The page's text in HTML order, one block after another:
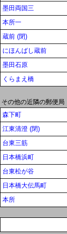
墨田両国三
本所一
蔵前 (閉)
にほんばし蔵前
墨田石原
くらまえ橋
その他の近隣の郵便局
森下町
江東清澄 (閉)
台東三筋
日本橋浜町
台東松が谷
日本橋大伝馬町
本所